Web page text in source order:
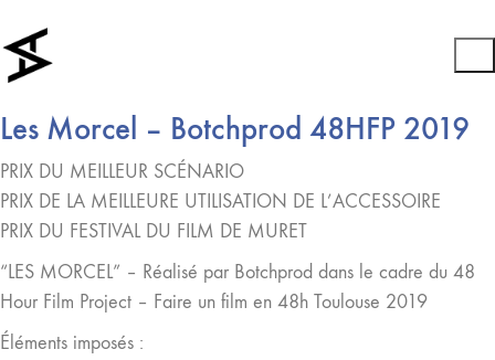
Les Morcel – Botchprod 48HFP 2019
PRIX DU MEILLEUR SCÉNARIO
PRIX DE LA MEILLEURE UTILISATION DE L’ACCESSOIRE
PRIX DU FESTIVAL DU FILM DE MURET
“LES MORCEL” – Réalisé par Botchprod dans le cadre du 48
Hour Film Project – Faire un film en 48h Toulouse 2019
Éléments imposés :